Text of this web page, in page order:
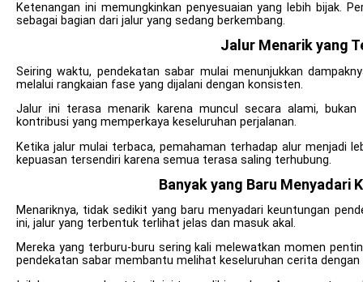
Ketenangan ini memungkinkan penyesuaian yang lebih bijak.
sebagai bagian dari jalur yang sedang berkembang.
Jalur Menarik yang
Seiring waktu, pendekatan sabar mulai menunjukkan
melalui rangkaian fase yang dijalani dengan konsisten.
Jalur ini terasa menarik karena muncul secara alami,
kontribusi yang memperkaya keseluruhan perjalanan.
Ketika jalur mulai terbaca, pemahaman terhadap alur menjadi
kepuasan tersendiri karena semua terasa saling terhubung.
Banyak yang Baru Menyadari
Menariknya, tidak sedikit yang baru menyadari keuntungan
ini, jalur yang terbentuk terlihat jelas dan masuk akal.
Mereka yang terburu-buru sering kali melewatkan momen
pendekatan sabar membantu melihat keseluruhan cerita dengan